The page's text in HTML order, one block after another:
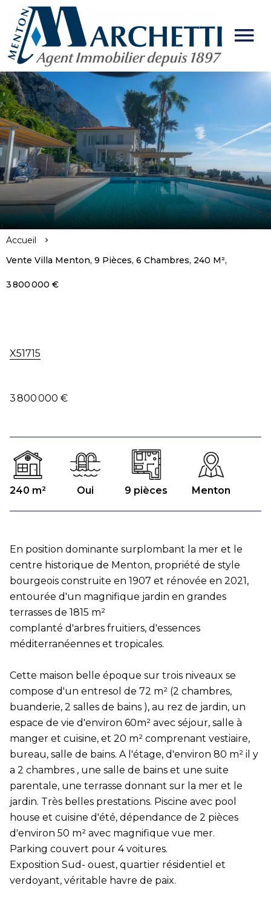
Accueil
Vente Villa Menton, 9 Pièces, 6 Chambres, 240 M²,
3 800 000 €
X51715
3 800 000 €
240 m² Oui 9 pièces Menton
En position dominante surplombant la mer et le
centre historique de Menton, propriété de style
bourgeois construite en 1907 et rénovée en 2021,
entourée d'un magnifique jardin en grandes
terrasses de 1815 m²
complanté d'arbres fruitiers, d'essences
méditerranéennes et tropicales.
Cette maison belle époque sur trois niveaux se
compose d'un entresol de 72 m² (2 chambres,
buanderie, 2 salles de bains ), au rez de jardin, un
espace de vie d'environ 60m² avec séjour, salle à
manger et cuisine, et 20 m² comprenant vestiaire,
bureau, salle de bains. A l'étage, d'environ 80 m² il y
a 2 chambres , une salle de bains et une suite
parentale, une terrasse donnant sur la mer et le
jardin. Très belles prestations. Piscine avec pool
house et cuisine d'été, dépendance de 2 pièces
d'environ 50 m² avec magnifique vue mer.
Parking couvert pour 4 voitures.
Exposition Sud- ouest, quartier résidentiel et
verdoyant, véritable havre de paix.